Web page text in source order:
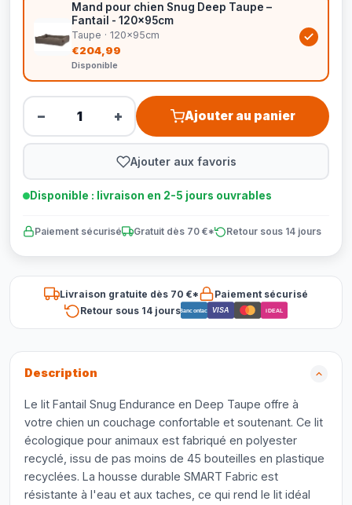
Mand pour chien Snug Deep Taupe –
Fantail - 120x95cm
Taupe · 120x95cm
€204,99
Disponible
− + Ajouter au panier
Ajouter aux favoris
Disponible : livraison en 2-5 jours ouvrables
Paiement sécurisé Gratuit dès 70 €* Retour sous 14 jours
Livraison gratuite dès 70 €*
Paiement sécurisé
Retour sous 14 joursBancontact VISA iDEAL
Description
Le lit Fantail Snug Endurance en Deep Taupe offre à
votre chien un couchage confortable et soutenant. Ce lit
écologique pour animaux est fabriqué en polyester
recyclé, issu de pas moins de 45 bouteilles en plastique
recyclées. La housse durable SMART Fabric est
résistante à l'eau et aux taches, ce qui rend le lit idéal